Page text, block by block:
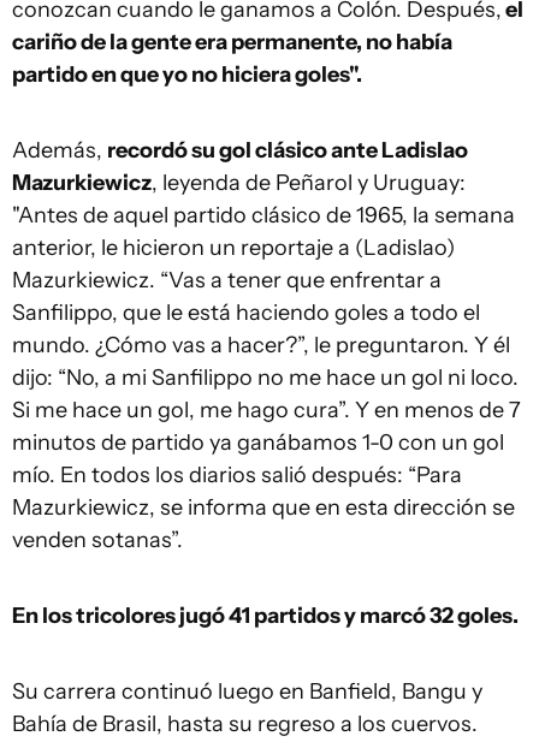
conozcan cuando le ganamos a Colón. Después,el
cariño de la gente era permanente, no había
partido en que yo no hiciera goles".
Además, recordó su gol clásico ante Ladislao
Mazurkiewicz, leyenda de Peñarol y Uruguay:
"Antes de aquel partido clásico de 1965, la semana
anterior, le hicieron un reportaje a (Ladislao)
Mazurkiewicz. “Vas a tener que enfrentar a
Sanfilippo, que le está haciendo goles a todo el
mundo. ¿Cómo vas a hacer?”, le preguntaron. Y él
dijo: “No, a mi Sanfilippo no me hace un gol ni loco.
Si me hace un gol, me hago cura”. Y en menos de 7
minutos de partido ya ganábamos 1-0 con un gol
mío. En todos los diarios salió después: “Para
Mazurkiewicz, se informa que en esta dirección se
venden sotanas”.
En los tricolores jugó 41 partidos y marcó 32 goles.
Su carrera continuó luego en Banfield, Bangu y
Bahía de Brasil, hasta su regreso a los cuervos.